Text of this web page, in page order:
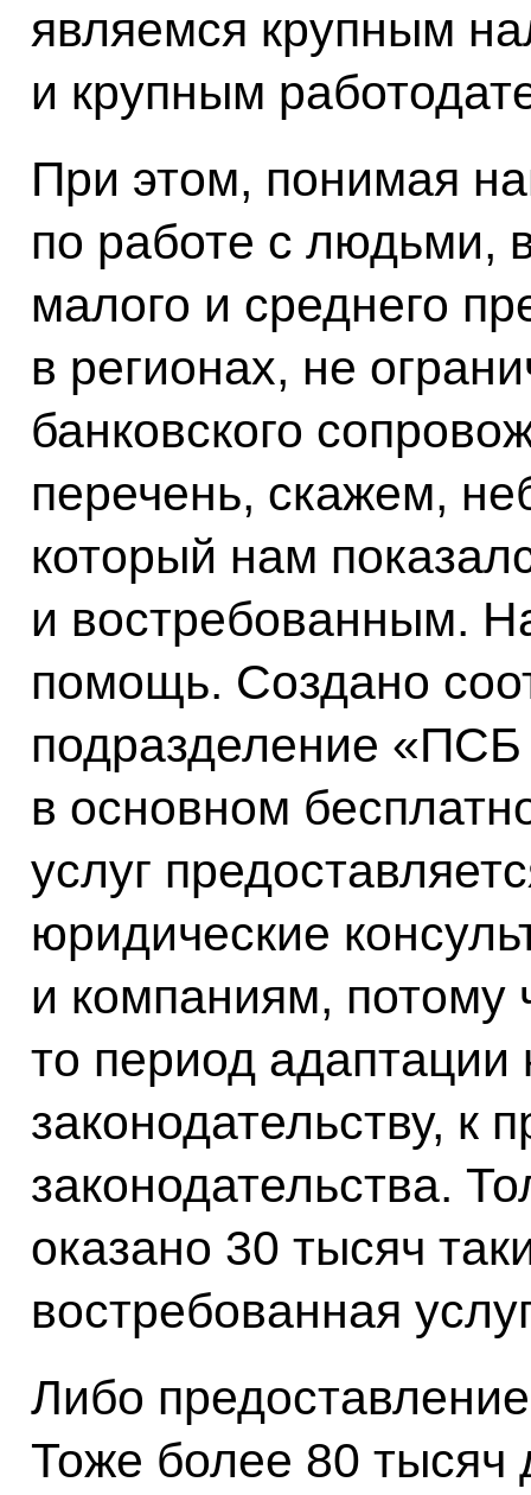
являемся крупным
и крупным
При этом, понимая
по работе с людьми,
малого и среднего
в регионах, не
банковского
перечень, скажем,
который нам
и востребованным.
помощь. Создано
подразделение
в основном
услуг
юридические
и компаниям, потому
то период
законодательству, к
законодательства.
оказано 30 тысяч
востребованная
Либо
Тоже более 80 тысяч